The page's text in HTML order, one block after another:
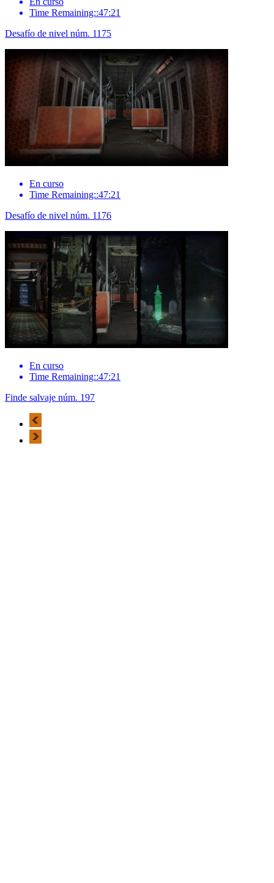
Time Remaining::47:21
Desafío de nivel núm. 1175
En curso
Time Remaining::47:21
Desafío de nivel núm. 1176
En curso
Time Remaining::47:21
Finde salvaje núm. 197